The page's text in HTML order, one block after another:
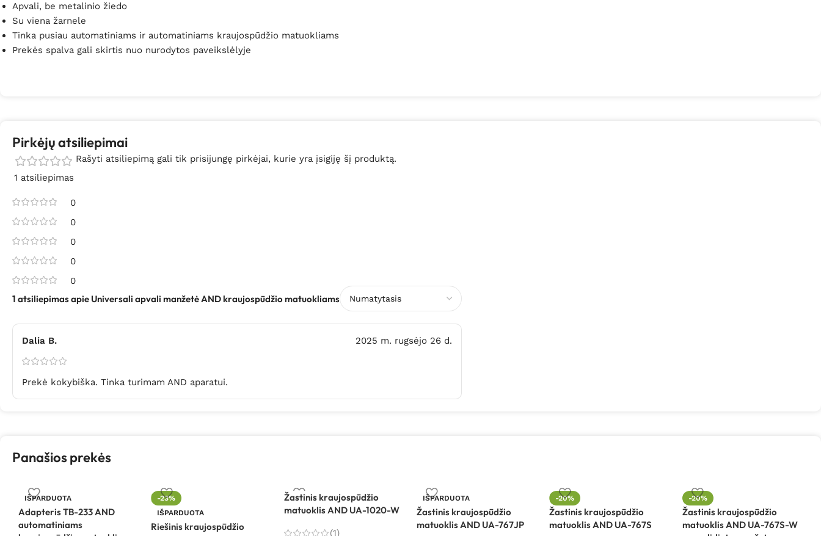
Apvali, be metalinio žiedo
Su viena žarnele
Tinka pusiau automatiniams ir automatiniams kraujospūdžio matuokliams
Prekės spalva gali skirtis nuo nurodytos paveikslėlyje
Pirkėjų atsiliepimai
1 atsiliepimas
0
0
0
0
0
1 atsiliepimas apie Universali apvali manžetė AND kraujospūdžio matuokliams
Dalia B. 2025 m. rugsėjo 26 d.
Prekė kokybiška. Tinka turimam AND aparatui.
Rašyti atsiliepimą gali tik prisijungę pirkėjai, kurie yra įsigiję šį produktą.
Panašios prekės
IŠPARDUOTA
Adapteris TB-233 AND
automatiniams
-23%
IŠPARDUOTA
Riešinis kraujospūdžio
Žastinis kraujospūdžio
matuoklis AND UA-1020-W
(1)
IŠPARDUOTA
Žastinis kraujospūdžio
matuoklis AND UA-767JP
-20%
Žastinis kraujospūdžio
matuoklis AND UA-767S
-20%
Žastinis kraujospūdžio
matuoklis AND UA-767S-W